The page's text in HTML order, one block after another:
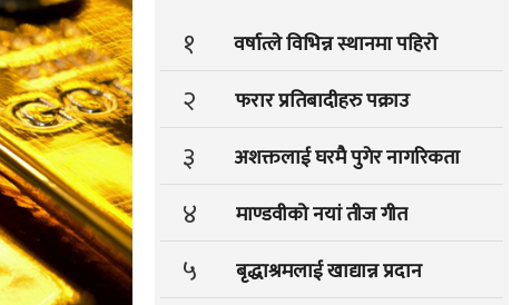
१ वर्षात्ले विभिन्न स्थानमा पहिरो
२ फरार प्रतिबादीहरु पक्राउ
३ अशक्तलाई घरमै पुगेर नागरिकता
४ माण्डवीको नयां तीज गीत
५ बृद्धाश्रमलाई खाद्यान्न प्रदान